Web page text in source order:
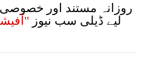
روزانہ مستند اور
لیے ڈیلی سب نیوز